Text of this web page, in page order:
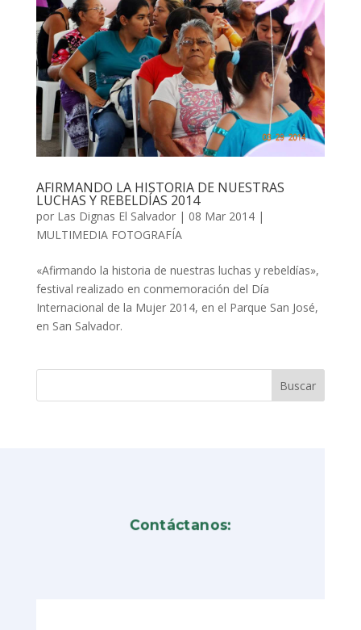
AFIRMANDO LA HISTORIA DE NUESTRAS
LUCHAS Y REBELDÍAS 2014
por Las Dignas El Salvador| 08 Mar 2014|
MULTIMEDIA FOTOGRAFÍA
«Afirmando la historia de nuestras luchas y rebeldías»,
festival realizado en conmemoración del Día
Internacional de la Mujer 2014, en el Parque San José,
en San Salvador.
Contáctanos: